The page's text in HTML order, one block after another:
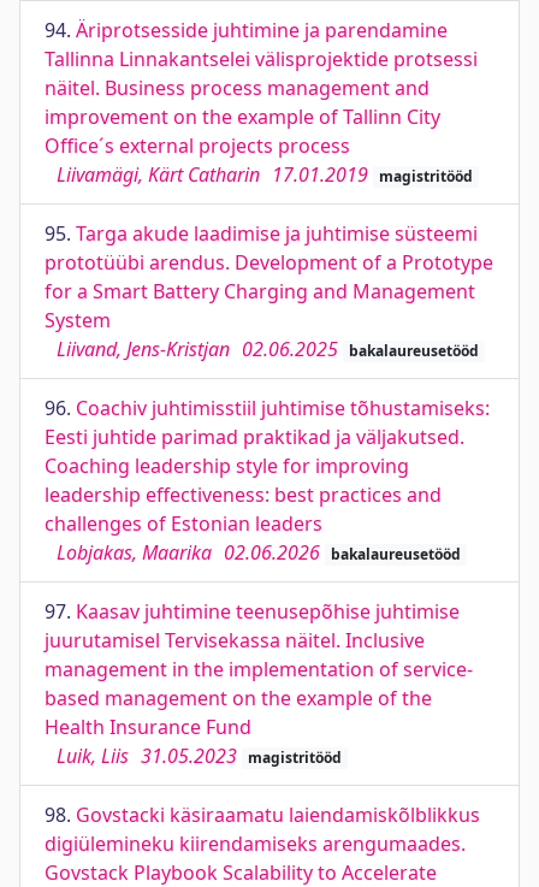
94. Äriprotsesside juhtimine ja parendamine
Tallinna Linnakantselei välisprojektide protsessi
näitel. Business process management and
improvement on the example of Tallinn City
Office´s external projects process
Liivamägi, Kärt Catharin 17.01.2019 magistritööd
95. Targa akude laadimise ja juhtimise süsteemi
prototüübi arendus. Development of a Prototype
for a Smart Battery Charging and Management
System
Liivand, Jens-Kristjan 02.06.2025 bakalaureusetööd
96. Coachiv juhtimisstiil juhtimise tõhustamiseks:
Eesti juhtide parimad praktikad ja väljakutsed.
Coaching leadership style for improving
leadership effectiveness: best practices and
challenges of Estonian leaders
Lobjakas, Maarika 02.06.2026 bakalaureusetööd
97. Kaasav juhtimine teenusepõhise juhtimise
juurutamisel Tervisekassa näitel. Inclusive
management in the implementation of service-
based management on the example of the
Health Insurance Fund
Luik, Liis 31.05.2023 magistritööd
98. Govstacki käsiraamatu laiendamiskõlblikkus
digiülemineku kiirendamiseks arengumaades.
Govstack Playbook Scalability to Accelerate